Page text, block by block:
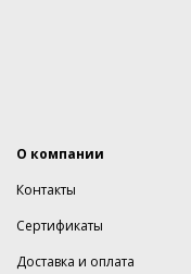
О компании
Контакты
Сертификаты
Доставка и оплата